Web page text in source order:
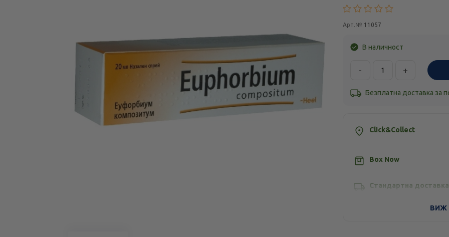
Арт.№ 11057
В наличност
- +
Безплатна доставка за
Click&Collect
Box Now
Стандартна доставка
ВИЖ